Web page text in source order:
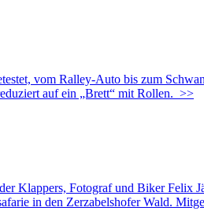
vom Ralley-Auto bis zum
auf ein „Brett“ mit Rollen. >>
Klappers, Fotograf und Biker Felix
in den Zerzabelshofer Wald.